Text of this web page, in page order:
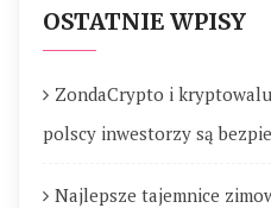
OSTATNIE WPISY
ZondaCrypto i
polscy inwestorzy są
Najlepsze tajemnice